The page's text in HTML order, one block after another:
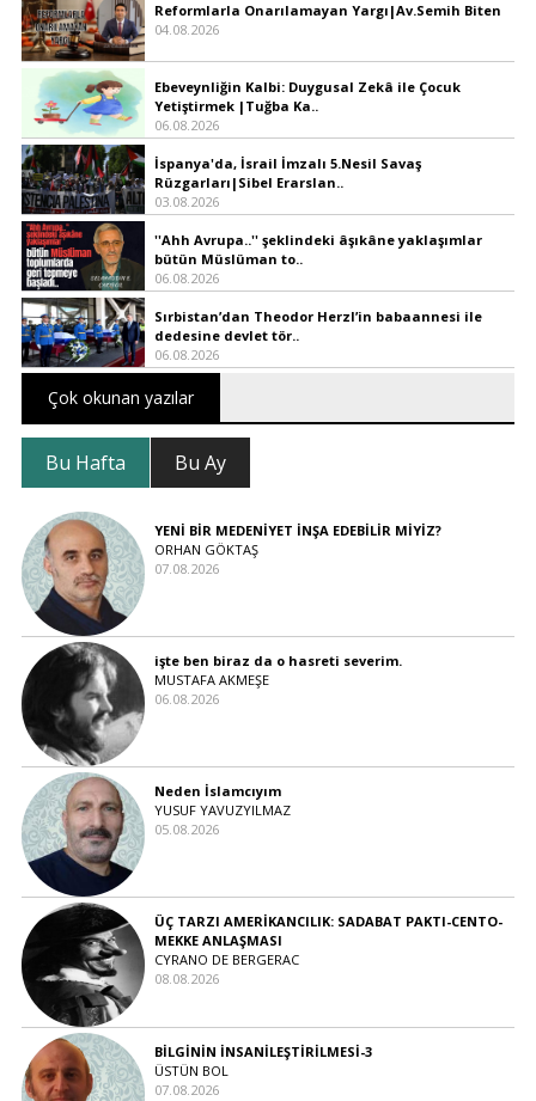
Reformlarla Onarılamayan Yargı|Av.Semih Biten
04.08.2026
Ebeveynliğin Kalbi: Duygusal Zekâ ile Çocuk
Yetiştirmek |Tuğba Ka..
06.08.2026
İspanya'da, İsrail İmzalı 5.Nesil Savaş
Rüzgarları|Sibel Erarslan..
03.08.2026
''Ahh Avrupa..'' şeklindeki âşıkâne yaklaşımlar
bütün Müslüman to..
06.08.2026
Sırbistan’dan Theodor Herzl’in babaannesi ile
dedesine devlet tör..
06.08.2026
Çok okunan yazılar
Bu Hafta Bu Ay
YENİ BİR MEDENİYET İNŞA EDEBİLİR MİYİZ?
ORHAN GÖKTAŞ
07.08.2026
işte ben biraz da o hasreti severim.
MUSTAFA AKMEŞE
06.08.2026
Neden İslamcıyım
YUSUF YAVUZYILMAZ
05.08.2026
ÜÇ TARZI AMERİKANCILIK: SADABAT PAKTI-CENTO-
MEKKE ANLAŞMASI
CYRANO DE BERGERAC
08.08.2026
BİLGİNİN İNSANİLEŞTİRİLMESİ-3
ÜSTÜN BOL
07.08.2026